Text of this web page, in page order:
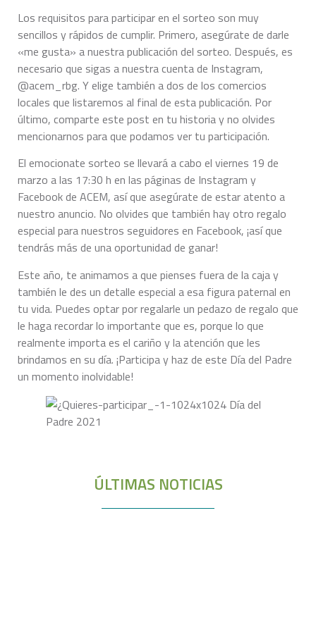
Los requisitos para participar en el sorteo son muy
sencillos y rápidos de cumplir. Primero, asegúrate de darle
«me gusta» a nuestra publicación del sorteo. Después, es
necesario que sigas a nuestra cuenta de Instagram,
@acem_rbg. Y elige también a dos de los comercios
locales que listaremos al final de esta publicación. Por
último, comparte este post en tu historia y no olvides
mencionarnos para que podamos ver tu participación.
El emocionate sorteo se llevará a cabo el viernes 19 de
marzo a las 17:30 h en las páginas de Instagram y
Facebook de ACEM, así que asegúrate de estar atento a
nuestro anuncio. No olvides que también hay otro regalo
especial para nuestros seguidores en Facebook, ¡así que
tendrás más de una oportunidad de ganar!
Este año, te animamos a que pienses fuera de la caja y
también le des un detalle especial a esa figura paternal en
tu vida. Puedes optar por regalarle un pedazo de regalo que
le haga recordar lo importante que es, porque lo que
realmente importa es el cariño y la atención que les
brindamos en su día. ¡Participa y haz de este Día del Padre
un momento inolvidable!
ÚLTIMAS NOTICIAS